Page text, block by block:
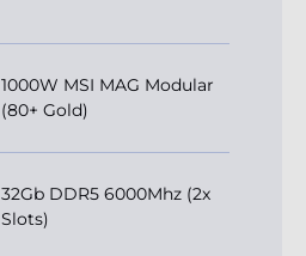
1000W MSI MAG Modular
(80+ Gold)
32Gb DDR5 6000Mhz (2x
Slots)